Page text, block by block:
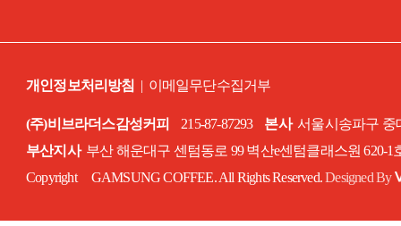
개인정보처리방침 | 이메일무단수집거부
(주)비브라더스감성커피 215-87-87293 본사서울시송파구 중
부산지사부산 해운대구 센텀동로 99 벽산e센텀클래스원 620-1
Copyright GAMSUNG COFFEE. All Rights Reserved.Designed By